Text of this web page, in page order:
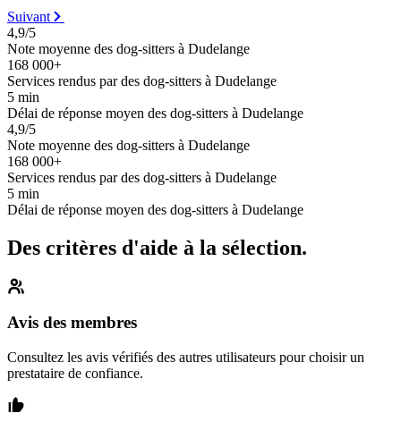
Suivant
4,9/5
Note moyenne des dog-sitters à Dudelange
168 000+
Services rendus par des dog-sitters à Dudelange
5 min
Délai de réponse moyen des dog-sitters à Dudelange
4,9/5
Note moyenne des dog-sitters à Dudelange
168 000+
Services rendus par des dog-sitters à Dudelange
5 min
Délai de réponse moyen des dog-sitters à Dudelange
Des critères d'aide à la sélection.
Avis des membres
Consultez les avis vérifiés des autres utilisateurs pour choisir un
prestataire de confiance.